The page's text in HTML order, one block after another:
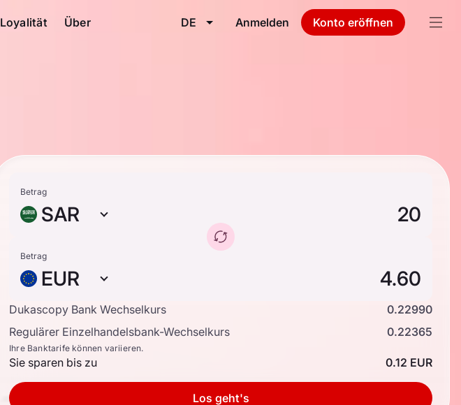
Loyalität Über DE Anmelden Konto eröffnen
Betrag
SAR
Betrag
EUR
Dukascopy Bank Wechselkurs
0.22990
Regulärer Einzelhandelsbank-Wechselkurs
0.22365
Ihre Banktarife können variieren.
Sie sparen bis zu 0.12 EUR
Los geht's